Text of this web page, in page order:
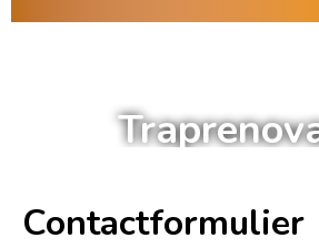
Contactformulier